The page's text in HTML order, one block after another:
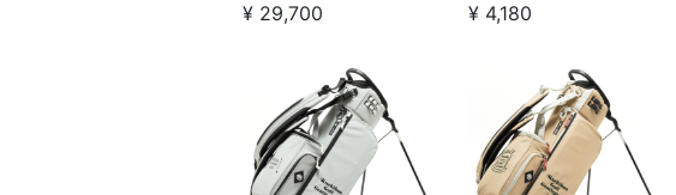
¥ 29,700
イザー / ホワイト
¥ 4,180